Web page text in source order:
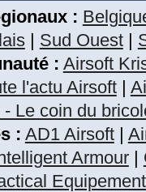
:
| Sud Ouest|
: Airsoft
l'actu Airsoft|
Le coin du
: AD1 Airsoft|
Armour|